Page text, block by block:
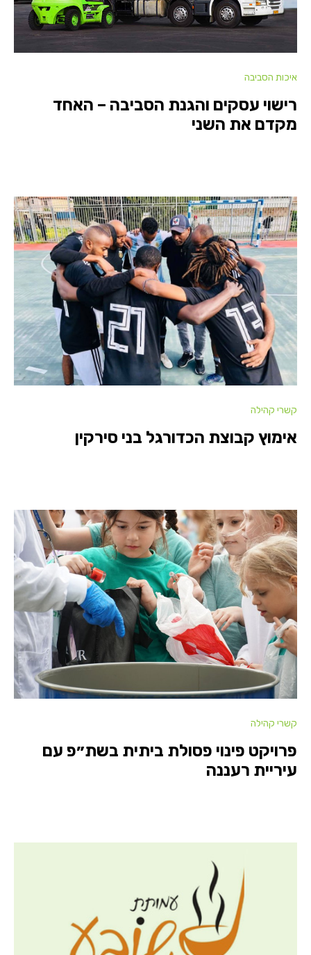
איכות הסביבה
רישוי עסקים והגנת הסביבה – האחד
מקדם את השני
קשרי קהילה
אימוץ קבוצת הכדורגל בני סירקין
קשרי קהילה
פרויקט פינוי פסולת ביתית בשת״פ עם
עיריית רעננה